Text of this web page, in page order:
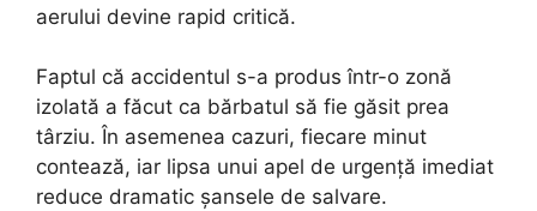
aerului devine rapid critică.
Faptul că accidentul s-a produs într-o zonă
izolată a făcut ca bărbatul să fie găsit prea
târziu. În asemenea cazuri, fiecare minut
contează, iar lipsa unui apel de urgență imediat
reduce dramatic șansele de salvare.